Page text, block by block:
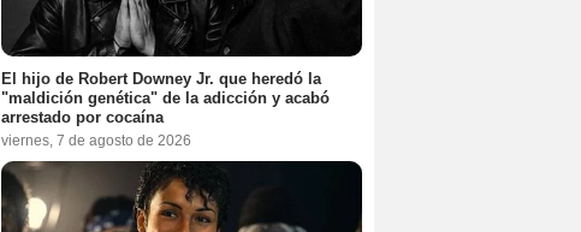
El hijo de Robert Downey Jr. que heredó la
"maldición genética" de la adicción y acabó
arrestado por cocaína
viernes, 7 de agosto de 2026